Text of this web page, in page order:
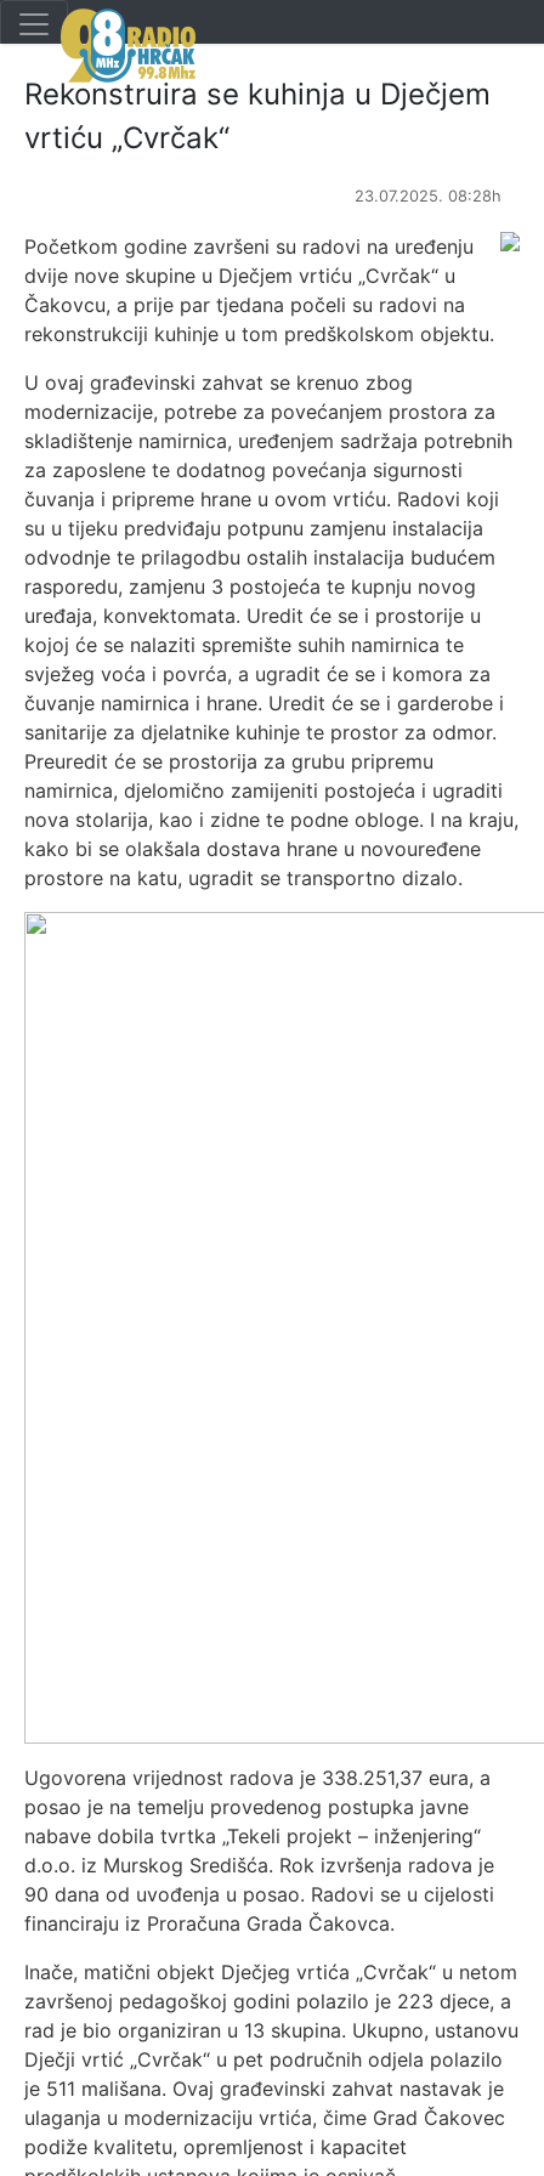
Rekonstruira se kuhinja u Dječjem
vrtiću „Cvrčak“
23.07.2025. 08:28h
Početkom godine završeni su radovi na uređenju
dvije nove skupine u Dječjem vrtiću „Cvrčak“ u
Čakovcu, a prije par tjedana počeli su radovi na
rekonstrukciji kuhinje u tom predškolskom objektu.
U ovaj građevinski zahvat se krenuo zbog
modernizacije, potrebe za povećanjem prostora za
skladištenje namirnica, uređenjem sadržaja potrebnih
za zaposlene te dodatnog povećanja sigurnosti
čuvanja i pripreme hrane u ovom vrtiću. Radovi koji
su u tijeku predviđaju potpunu zamjenu instalacija
odvodnje te prilagodbu ostalih instalacija budućem
rasporedu, zamjenu 3 postojeća te kupnju novog
uređaja, konvektomata. Uredit će se i prostorije u
kojoj će se nalaziti spremište suhih namirnica te
svježeg voća i povrća, a ugradit će se i komora za
čuvanje namirnica i hrane. Uredit će se i garderobe i
sanitarije za djelatnike kuhinje te prostor za odmor.
Preuredit će se prostorija za grubu pripremu
namirnica, djelomično zamijeniti postojeća i ugraditi
nova stolarija, kao i zidne te podne obloge. I na kraju,
kako bi se olakšala dostava hrane u novouređene
prostore na katu, ugradit se transportno dizalo.
Ugovorena vrijednost radova je 338.251,37 eura, a
posao je na temelju provedenog postupka javne
nabave dobila tvrtka „Tekeli projekt – inženjering“
d.o.o. iz Murskog Središća. Rok izvršenja radova je
90 dana od uvođenja u posao. Radovi se u cijelosti
financiraju iz Proračuna Grada Čakovca.
Inače, matični objekt Dječjeg vrtića „Cvrčak“ u netom
završenoj pedagoškoj godini polazilo je 223 djece, a
rad je bio organiziran u 13 skupina. Ukupno, ustanovu
Dječji vrtić „Cvrčak“ u pet područnih odjela polazilo
je 511 mališana. Ovaj građevinski zahvat nastavak je
ulaganja u modernizaciju vrtića, čime Grad Čakovec
podiže kvalitetu, opremljenost i kapacitet